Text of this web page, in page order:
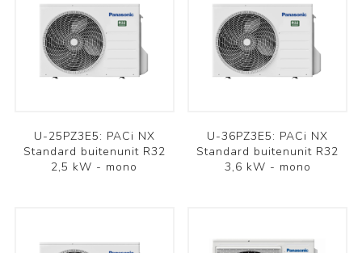
U-25PZ3E5: PACi NX
Standard buitenunit R32
2,5 kW - mono
U-36PZ3E5: PACi NX
Standard buitenunit R32
3,6 kW - mono